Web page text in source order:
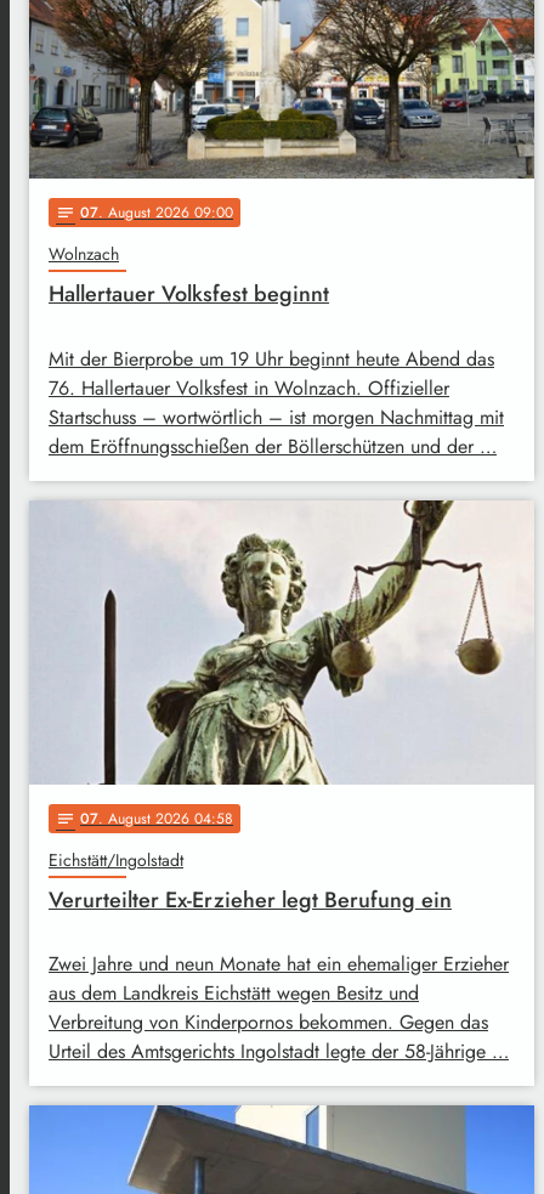
notes 07. August 2026 09:00
Wolnzach
Hallertauer Volksfest beginnt
Mit der Bierprobe um 19 Uhr beginnt heute Abend das
76. Hallertauer Volksfest in Wolnzach. Offizieller
Startschuss – wortwörtlich – ist morgen Nachmittag mit
dem Eröffnungsschießen der Böllerschützen und der …
notes 07. August 2026 04:58
Eichstätt/Ingolstadt
Verurteilter Ex-Erzieher legt Berufung ein
Zwei Jahre und neun Monate hat ein ehemaliger Erzieher
aus dem Landkreis Eichstätt wegen Besitz und
Verbreitung von Kinderpornos bekommen. Gegen das
Urteil des Amtsgerichts Ingolstadt legte der 58-Jährige …